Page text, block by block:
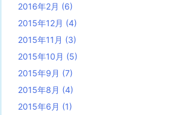
2016年2月 (6)
2015年12月 (4)
2015年11月 (3)
2015年10月 (5)
2015年9月 (7)
2015年8月 (4)
2015年6月 (1)